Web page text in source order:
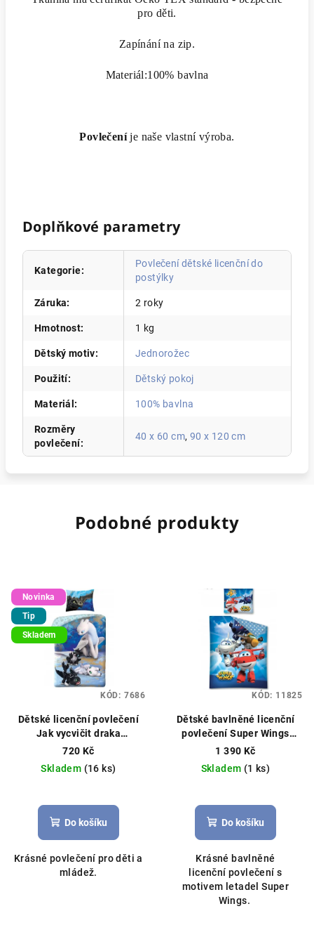
pro děti.
Zapínání na zip.
Materiál:100% bavlna
Povlečeníje naše vlastní výroba.
Doplňkové parametry
Kategorie:
Povlečení dětské licenční do
postýlky
Záruka: 2 roky
Hmotnost: 1 kg
Dětský motiv: Jednorožec
Použití: Dětský pokoj
Materiál : 100% bavlna
Rozměry
povlečení:
40 x 60 cm, 90 x 120 cm
Podobné produkty
Novinka
Tip
Skladem
Dětské licenční povlečení
Jak vycvičit draka
140x200cm/70x80cm modré
720 Kč
Skladem (16 ks)
Do košíku
Krásné povlečení pro děti a
mládež.
KÓD: 7686
Dětské bavlněné licenční
povlečení Super Wings
letadla 140x200cm modré
1 390 Kč
Skladem (1 ks)
Do košíku
Krásné bavlněné
licenční povlečení s
motivem letadel Super
Wings.
KÓD: 11825